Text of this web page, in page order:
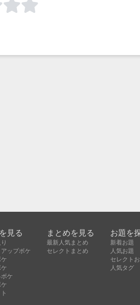
見る
ップボケ
ケ
まとめを見る
最新人気まとめ
セレクトまとめ
お題を
新着お題
人気お題
セレクト
人気タグ